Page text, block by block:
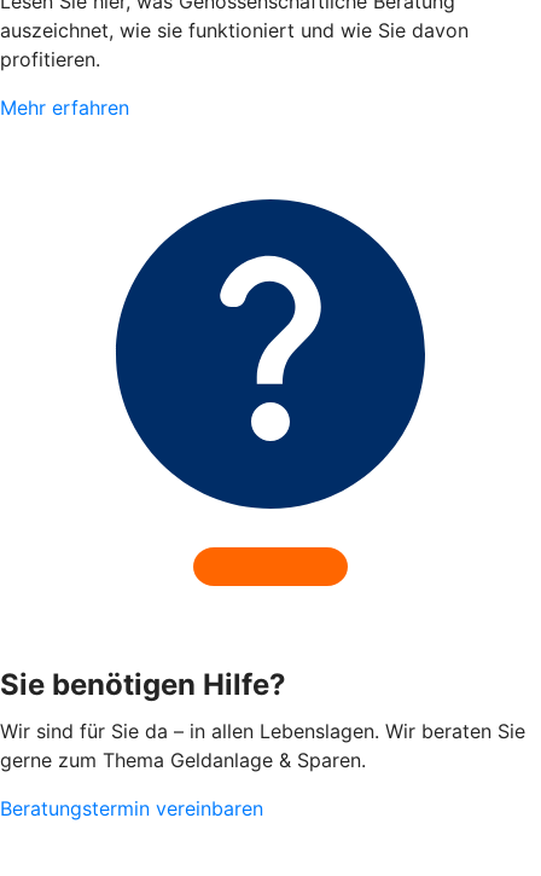
auszeichnet, wie sie funktioniert und wie Sie davon
profitieren.
Mehr erfahren
Sie benötigen Hilfe?
Wir sind für Sie da – in allen Lebenslagen. Wir beraten Sie
gerne zum Thema Geldanlage & Sparen.
Beratungstermin vereinbaren